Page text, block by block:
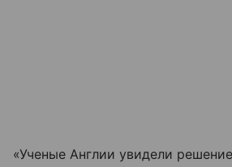
«Ученые Англии увидели